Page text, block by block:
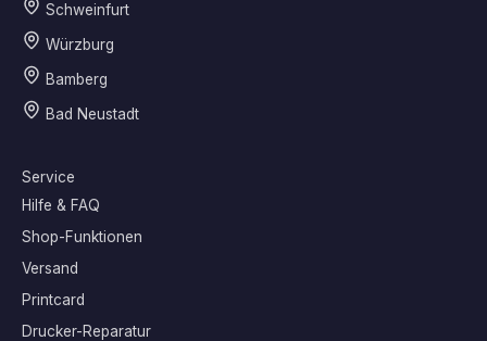
Schweinfurt
Würzburg
Bamberg
Bad Neustadt
Service
Hilfe & FAQ
Shop-Funktionen
Versand
Printcard
Drucker-Reparatur